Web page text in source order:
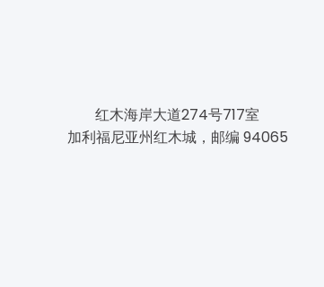
红木海岸大道274号717室
加利福尼亚州红木城，邮编 94065